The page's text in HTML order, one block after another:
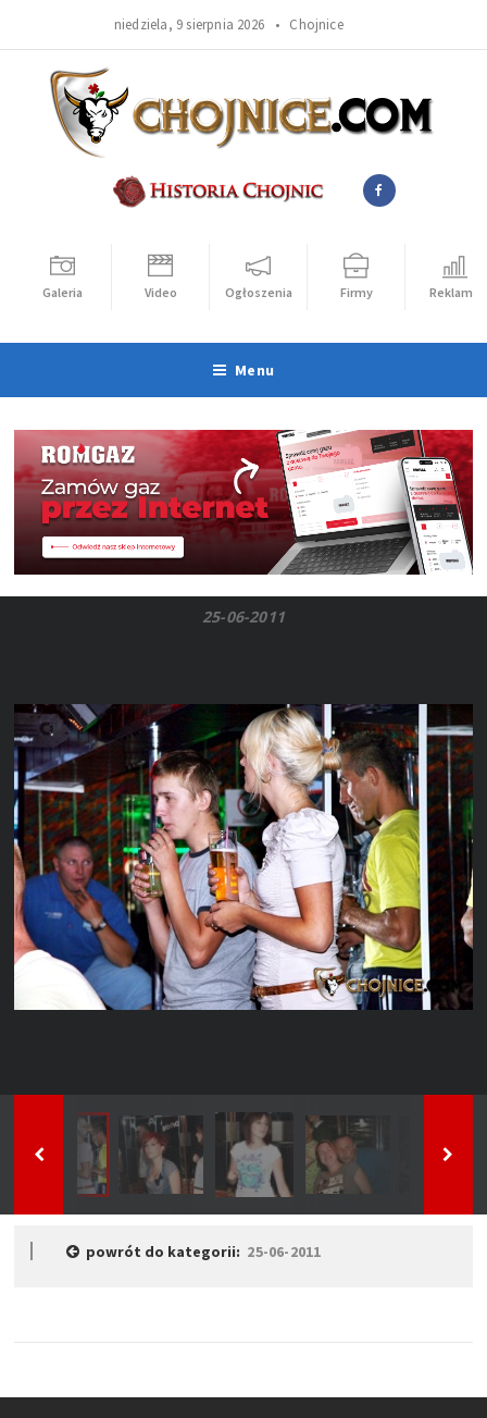
niedziela, 9 sierpnia 2026 • Chojnice
Galeria Video Ogłoszenia Firmy Reklama
Menu
25-06-2011
powrót do kategorii: 25-06-2011